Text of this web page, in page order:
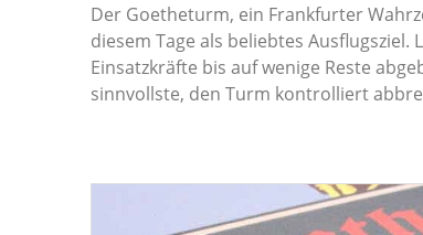
Der Goetheturm, ein Frankfurter
diesem Tage als beliebtes
Einsatzkräfte bis auf wenige Reste
sinnvollste, den Turm kontrolliert